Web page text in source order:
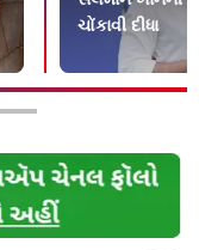
ચોંકાવી દીધા